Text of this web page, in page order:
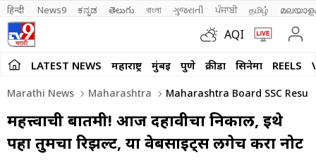
हिन्दी News9 ಕನ್ನಡ తెలుగు বাংলা ગુજરાતી ਪੰਜਾਬੀ தமிழ்
AQI
LATEST NEWS महाराष्ट्र मुंबई पुणे क्रीडा सिनेमा REELS
Marathi News Maharashtra Maharashtra Board SSC
महत्त्वाची बातमी! आज दहावीचा निकाल, इथे
पहा तुमचा रिझल्ट, या वेबसाईट्स लगेच करा नोट